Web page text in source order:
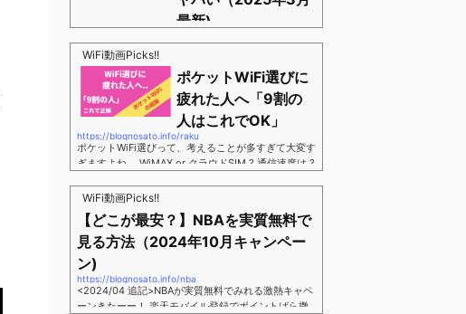
最新)
激あつキャペーンまだまだ継続中ーー！プラチナバン
ドもはじまったし、これからは楽天モバイルの時代っ
す。三木谷さん紹介リンク経由をするだけ。最大1,40
00円ポイント→ 乗り換えなら14,000ポイント→ 新
規で7,000ポイントしかも、複数回線でもOKという好
条件。 三木谷さん紹介キャンペーン＼激熱の三木谷
さんキャンペーン／2回線目以降でもOK再契約でもで
もOK背水の陣の楽天モバイル。ついに「最後の賭
け」とも思えるポイントばら撒きキャンペーンを発動
してきました。■キャンペーン概要三木谷社長の特別
招待ページから楽天モバイ...
WiFi動画Picks!!
ポケットWiFi選びに
疲れた人へ「9割の
人はこれでOK」
https://blognosato.info/raku
ポケットWiFi選びって、考えることが多すぎて大変す
ぎますよね。 WiMAX or クラウドSIM ? 通信速度は ?
負担は ?もう知らん、って感じですよね。私もWiFi関
連のメディアを3年間運用してきましたが「結局みん
なコレでいいのでは？」という結論にいたりました。
ということで、「ポケットWiFi選びに疲れた」「結局
どれがいいのか分からない」と言う人向けに【最終
解】を用意しました。ポケットWiFiのヘビーユーザー
視点で「90％の人はこれだけでいいやん」というも
のなので、「多...
WiFi動画Picks!!
【どこが最安？】NBAを実質無料で
見る方法（2024年10月キャンペー
ン)
https://blognosato.info/nba
<2024/04 追記>NBAが実質無料でみれる激熱キャペ
ーンきたーー！ 楽天モバイル登録でポイントばら撒